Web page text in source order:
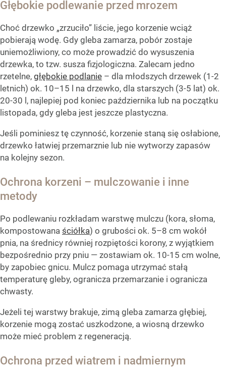
Głębokie podlewanie przed mrozem
Choć drzewko „zrzuciło” liście, jego korzenie wciąż
pobierają wodę. Gdy gleba zamarza, pobór zostaje
uniemożliwiony, co może prowadzić do wysuszenia
drzewka, to tzw. susza fizjologiczna. Zalecam jedno
rzetelne, głębokie podlanie – dla młodszych drzewek (1-2
letnich) ok. 10–15 l na drzewko, dla starszych (3-5 lat) ok.
20-30 l, najlepiej pod koniec października lub na początku
listopada, gdy gleba jest jeszcze plastyczna.
Jeśli pominiesz tę czynność, korzenie staną się osłabione,
drzewko łatwiej przemarznie lub nie wytworzy zapasów
na kolejny sezon.
Ochrona korzeni – mulczowanie i inne
metody
Po podlewaniu rozkładam warstwę mulczu (kora, słoma,
kompostowana ściółka) o grubości ok. 5–8 cm wokół
pnia, na średnicy równiej rozpiętości korony, z wyjątkiem
bezpośrednio przy pniu — zostawiam ok. 10-15 cm wolne,
by zapobiec gnicu. Mulcz pomaga utrzymać stałą
temperaturę gleby, ogranicza przemarzanie i ogranicza
chwasty.
Jeżeli tej warstwy brakuje, zimą gleba zamarza głębiej,
korzenie mogą zostać uszkodzone, a wiosną drzewko
może mieć problem z regeneracją.
Ochrona przed wiatrem i nadmiernym